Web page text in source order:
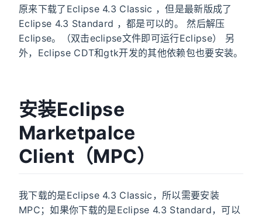
原来下载了Eclipse 4.3 Classic ，但是最新版成了
Eclipse 4.3 Standard ，都是可以的。 然后解压
Eclipse。（双击eclipse文件即可运行Eclipse） 另
外，Eclipse CDT和gtk开发的其他依赖包也要安装。
安装Eclipse
Marketpalce
Client（MPC）
我下载的是Eclipse 4.3 Classic，所以需要安装
MPC；如果你下载的是Eclipse 4.3 Standard，可以